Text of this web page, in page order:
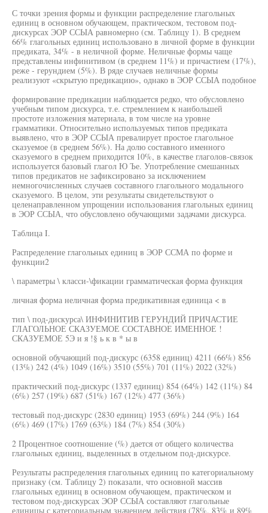
С точки зрения формы и функции распределение глагольных
единиц в основном обучающем, практическом, тестовом под-
дискурсах ЭОР ССЫА равномерно (см. Таблицу 1). В среднем
66% глагольных единиц использовано в личной форме в функции
предиката, 34% - в неличной форме. Неличные формы чаще
представлены инфинитивом (в среднем 11%) и причастием (17%),
реже - герундием (5%). В ряде случаев неличные формы
реализуют «скрытую предикацию», однако в ЭОР ССЫА подобное
формирование предикации наблюдается редко, что обусловлено
учебным типом дискурса, т.е. стремлением к наибольшей
простоте изложения материала, в том числе на уровне
грамматики. Относительно используемых типов предиката
выявлено, что в ЭОР ССЫА превалирует простое глагольное
сказуемое (в среднем 56%). На долю составного именного
сказуемого в среднем приходится 10%, в качестве глаголов-связок
используется базовый глагол Ю Ъе. Употребление смешанных
типов предикатов не зафиксировано за исключением
немногочисленных случаев составного глагольного модального
сказуемого. В целом, эти результаты свидетельствуют о
целенаправленном упрощении использования глагольных единиц
в ЭОР ССЫА, что обусловлено обучающими задачами дискурса.
Таблица I.
Распределение глагольных единиц в ЭОР ССМА по форме и
функции2
\ параметры \ класси-\фикации грамматическая форма функция
личная форма неличная форма предикативная единица < в
тип \ под-дискурса\ ИНФИНИТИВ ГЕРУНДИЙ ПРИЧАСТИЕ
ГЛАГОЛЬНОЕ СКАЗУЕМОЕ СОСТАВНОЕ ИМЕННОЕ !
СКАЗУЕМОЕ 5Э и я !§ ь к в * ы в
основной обучающий под-дискурс (6358 единиц) 4211 (66%) 856
(13%) 242 (4%) 1049 (16%) 3510 (55%) 701 (11%) 2022 (32%)
практический под-дискурс (1337 единиц) 854 (64%) 142 (11%) 84
(6%) 257 (19%) 687 (51%) 167 (12%) 477 (36%)
тестовый под-дискурс (2830 единиц) 1953 (69%) 244 (9%) 164
(6%) 469 (17%) 1769 (63%) 184 (7%) 854 (30%)
2 Процентное соотношение (%) дается от общего количества
глагольных единиц, выделенных в отдельном под-дискурсе.
Результаты распределения глагольных единиц по категориальному
признаку (см. Таблицу 2) показали, что основной массив
глагольных единиц в основном обучающем, практическом и
тестовом под-дискурсах ЭОР ССЫА составляют глагольные
единицы с категориальным значением действия (78%, 83% и 89%